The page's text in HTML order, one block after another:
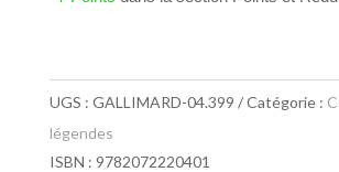
UGS : GALLIMARD-04.399 Catégorie :
légendes
ISBN : 9782072220401